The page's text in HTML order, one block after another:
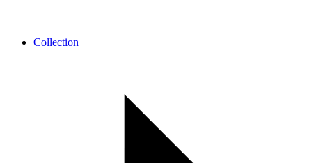
Collection